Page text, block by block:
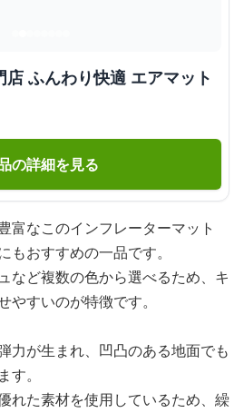
ふんわり快適 エアマット
の詳細を見る
富なこのインフレーターマット
もおすすめの一品です。
など複数の色から選べるため、キ
やすいのが特徴です。
力が生まれ、凹凸のある地面でも
。
れた素材を使用しているため、繰